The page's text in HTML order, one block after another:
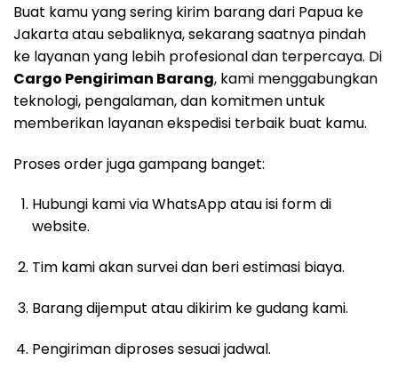
Buat kamu yang sering kirim barang dari Papua ke
Jakarta atau sebaliknya, sekarang saatnya pindah
ke layanan yang lebih profesional dan terpercaya. Di
Cargo Pengiriman Barang, kami menggabungkan
teknologi, pengalaman, dan komitmen untuk
memberikan layanan ekspedisi terbaik buat kamu.
Proses order juga gampang banget:
Hubungi kami via WhatsApp atau isi form di
website.
Tim kami akan survei dan beri estimasi biaya.
Barang dijemput atau dikirim ke gudang kami.
Pengiriman diproses sesuai jadwal.